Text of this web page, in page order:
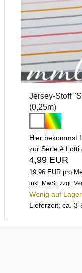
Jersey-Stoff
(0,25m)
Hier bekommst
zur Serie # Lotti
4,99 EUR
19,96 EUR pro
inkl. MwSt. zzgl.
Wenig auf Lager
Lieferzeit: ca. 3-